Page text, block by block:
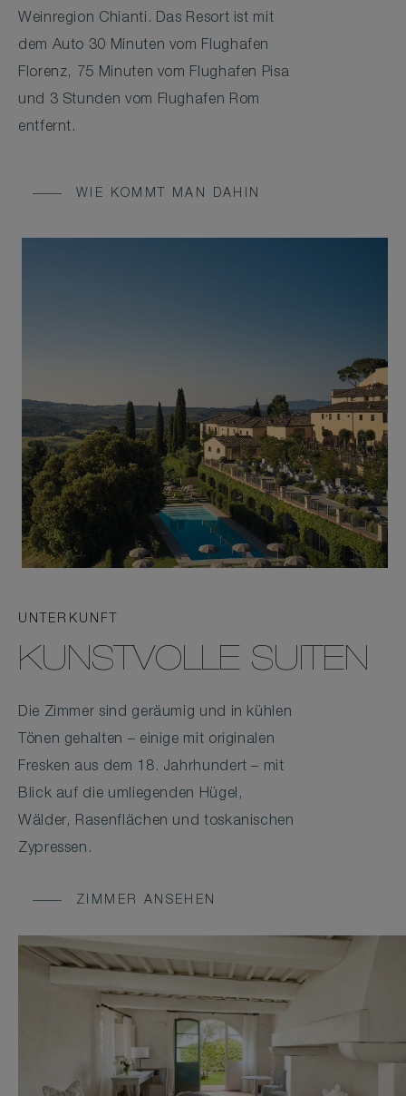
Weinregion Chianti. Das Resort ist mit
dem Auto 30 Minuten vom Flughafen
Florenz, 75 Minuten vom Flughafen Pisa
und 3 Stunden vom Flughafen Rom
entfernt.
WIE KOMMT MAN DAHIN
UNTERKUNFT
KUNSTVOLLE SUITEN
Die Zimmer sind geräumig und in kühlen
Tönen gehalten – einige mit originalen
Fresken aus dem 18. Jahrhundert – mit
Blick auf die umliegenden Hügel,
Wälder, Rasenflächen und toskanischen
Zypressen.
ZIMMER ANSEHEN